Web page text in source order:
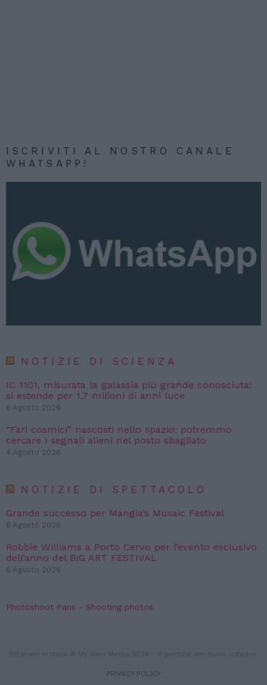
ISCRIVITI AL NOSTRO CANALE
WHATSAPP!
NOTIZIE DI SCIENZA
IC 1101, misurata la galassia più grande conosciuta:
si estende per 1,7 milioni di anni luce
6 Agosto 2026
“Fari cosmici” nascosti nello spazio: potremmo
cercare i segnali alieni nel posto sbagliato
4 Agosto 2026
NOTIZIE DI SPETTACOLO
Grande successo per Mangia’s Musaic Festival
6 Agosto 2026
Robbie Williams a Porto Cervo per l’evento esclusivo
dell’anno del BIG ART FESTIVAL
6 Agosto 2026
Photoshoot Paris - Shooting photos
PRIVACY POLICY